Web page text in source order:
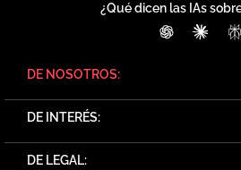
¿Qué dicen las IAs
ChatGPTClaude
DE NOSOTROS:
DE INTERÉS:
DE LEGAL: